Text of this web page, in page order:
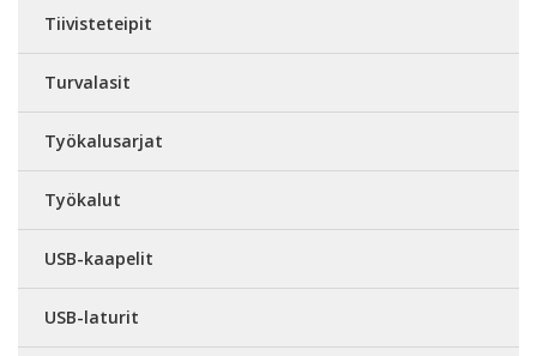
Tiivisteteipit
Turvalasit
Työkalusarjat
Työkalut
USB-kaapelit
USB-laturit